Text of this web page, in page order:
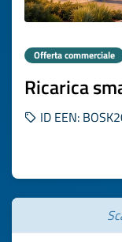
Offerta commerciale
Ricarica
ID EEN: